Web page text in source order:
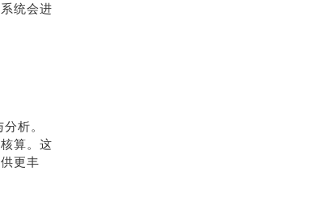
统会进
析。
算。这
更丰